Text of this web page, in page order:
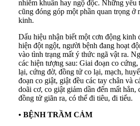
nhiễm khuẩn hay ngộ độc. Những yếu
cũng đóng góp một phần quan trọng ở
kinh.
Dấu hiệu nhận biết một cơn động kinh
hiện đột ngột, người bệnh đang hoạt
vào tình trạng mất ý thức ngã vật ra.
các hiện tượng sau: Giai đoạn co
lại, cứng đờ, đồng tử co lại, mạch,
đoạn co giật, giật đều các tay chân và
doãi cơ, co giật giảm dần đến mất hẳn,
đồng tử giãn ra, có thể đi tiêu, đi tiểu.
• BỆNH TRẦM CẢM